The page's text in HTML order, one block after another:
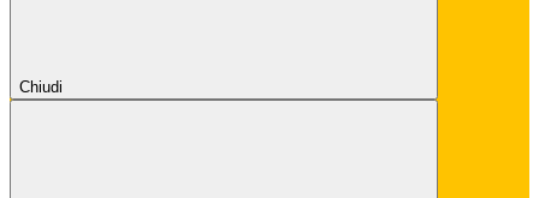
Chiudi